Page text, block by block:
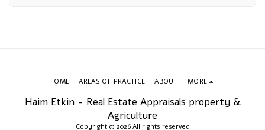
Haim Etkin - Real Estate Appraisals property &
Agriculture
Copyright © 2026 All rights reserved
HOME AREAS OF PRACTICE ABOUT MORE